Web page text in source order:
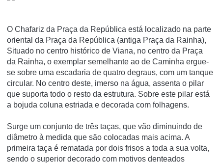
O Chafariz da Praça da República está localizado na parte
oriental da Praça da República (antiga Praça da Rainha),
Situado no centro histórico de Viana, no centro da Praça
da Rainha, o exemplar semelhante ao de Caminha ergue-
se sobre uma escadaria de quatro degraus, com um tanque
circular. No centro deste, imerso na água, assenta o pilar
que suporta todo o resto da estrutura. Sobre este pilar está
a bojuda coluna estriada e decorada com folhagens.
Surge um conjunto de três taças, que vão diminuindo de
diâmetro à medida que são colocadas mais acima. A
primeira taça é rematada por dois frisos a toda a sua volta,
sendo o superior decorado com motivos denteados